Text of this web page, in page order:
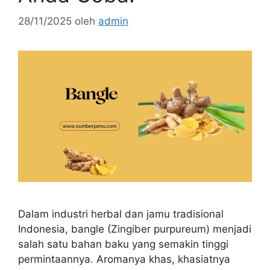
28/11/2025 oleh admin
Dalam industri herbal dan jamu tradisional
Indonesia, bangle (Zingiber purpureum) menjadi
salah satu bahan baku yang semakin tinggi
permintaannya. Aromanya khas, khasiatnya